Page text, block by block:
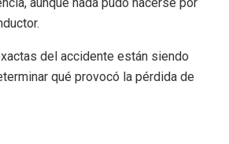
del accidente están siendo
qué provocó la pérdida de